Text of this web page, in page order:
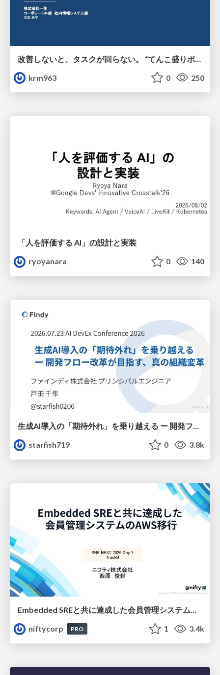
krm963
0 250
「人を評価する AI」の 設計と実装
ryoyanara
0 140
生成AI導入の「期待外れ」を乗り越える ー 開発フロー改革が目指す、真の組織変革
starfish719
0 3.8k
niftycorp
PRO 1 3.4k